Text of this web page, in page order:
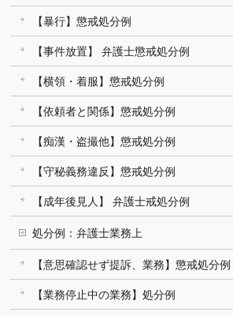
【暴行】懲戒処分例
【事件放置】 弁護士懲戒処分例
【横領・着服】懲戒処分例
【依頼者と関係】懲戒処分例
【痴漢・盗撮他】懲戒処分例
【守秘義務違反】懲戒処分例
【成年後見人】 弁護士戒処分例
処分例：弁護士業務上
【意思確認せず提訴、業務】懲戒処分例
【業務停止中の業務】処分例